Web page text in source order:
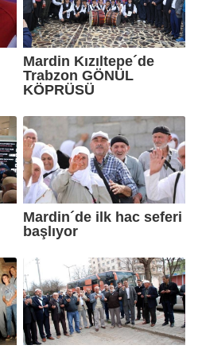
Mardin Kızıltepe´de
Trabzon GÖNÜL
KÖPRÜSÜ
Mardin´de ilk hac seferi
başlıyor